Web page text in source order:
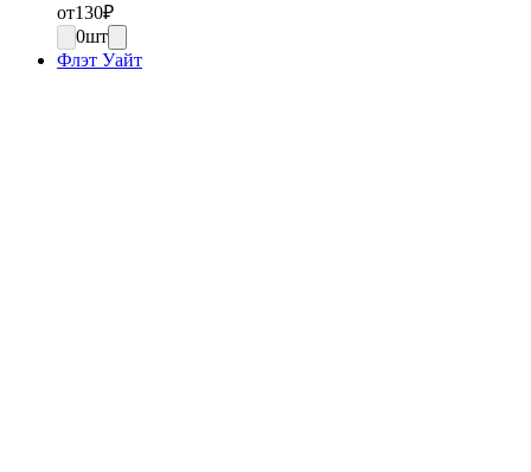
от130₽
0шт
Флэт Уайт